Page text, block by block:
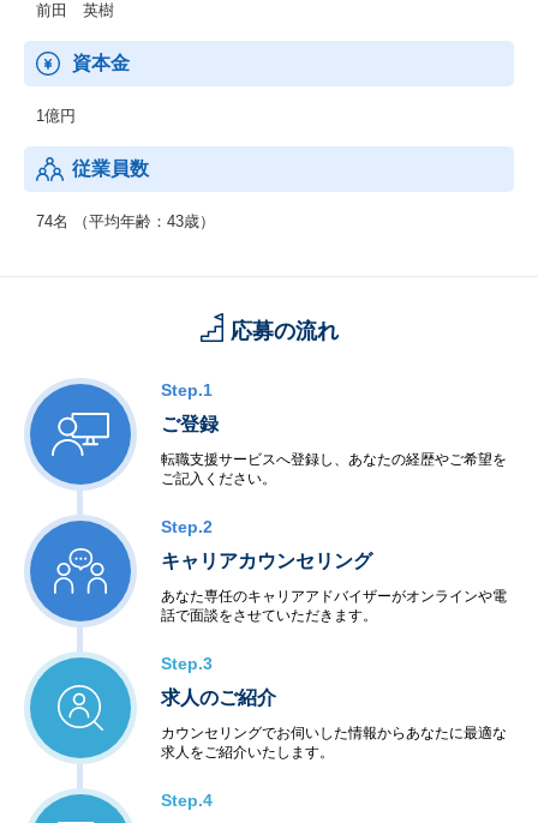
前田 英樹
資本金
1億円
従業員数
74名 （平均年齢：43歳）
応募の流れ
Step.1
ご登録
転職支援サービスへ登録し、あなたの経歴やご希望を
ご記入ください。
Step.2
キャリアカウンセリング
あなた専任のキャリアアドバイザーがオンラインや電
話で面談をさせていただきます。
Step.3
求人のご紹介
カウンセリングでお伺いした情報からあなたに最適な
求人をご紹介いたします。
Step.4